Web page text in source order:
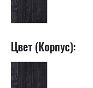
Цвет (Корпус):